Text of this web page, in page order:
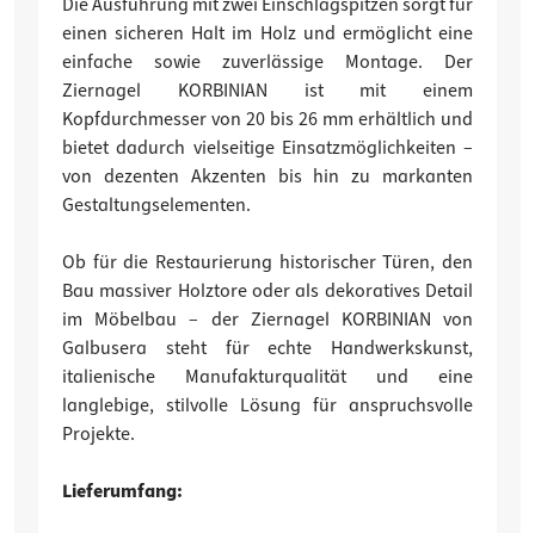
einen sicheren Halt im Holz und ermöglicht eine
einfache sowie zuverlässige Montage. Der
Ziernagel KORBINIAN ist mit einem
Kopfdurchmesser von 20 bis 26 mm erhältlich und
bietet dadurch vielseitige Einsatzmöglichkeiten –
von dezenten Akzenten bis hin zu markanten
Gestaltungselementen.
Ob für die Restaurierung historischer Türen, den
Bau massiver Holztore oder als dekoratives Detail
im Möbelbau – der Ziernagel KORBINIAN von
Galbusera steht für echte Handwerkskunst,
italienische Manufakturqualität und eine
langlebige, stilvolle Lösung für anspruchsvolle
Projekte.
Lieferumfang: